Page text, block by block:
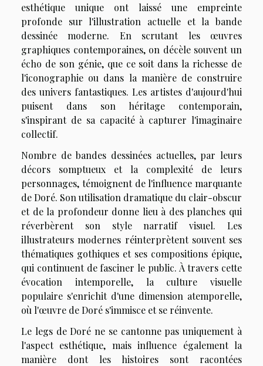
esthétique unique ont laissé une empreinte
profonde sur l'illustration actuelle et la bande
dessinée moderne. En scrutant les œuvres
graphiques contemporaines, on décèle souvent un
écho de son génie, que ce soit dans la richesse de
l'iconographie ou dans la manière de construire
des univers fantastiques. Les artistes d'aujourd'hui
puisent dans son héritage contemporain,
s'inspirant de sa capacité à capturer l'imaginaire
collectif.
Nombre de bandes dessinées actuelles, par leurs
décors somptueux et la complexité de leurs
personnages, témoignent de l'influence marquante
de Doré. Son utilisation dramatique du clair-obscur
et de la profondeur donne lieu à des planches qui
réverbèrent son style narratif visuel. Les
illustrateurs modernes réinterprètent souvent ses
thématiques gothiques et ses compositions épique,
qui continuent de fasciner le public. À travers cette
évocation intemporelle, la culture visuelle
populaire s'enrichit d'une dimension atemporelle,
où l'œuvre de Doré s'immisce et se réinvente.
Le legs de Doré ne se cantonne pas uniquement à
l'aspect esthétique, mais influence également la
manière dont les histoires sont racontées